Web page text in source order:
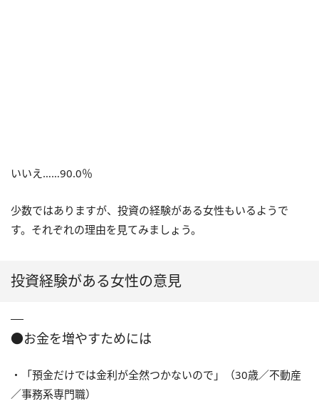
いいえ……90.0％
少数ではありますが、投資の経験がある女性もいるようで
す。それぞれの理由を見てみましょう。
投資経験がある女性の意見
●お金を増やすためには
・「預金だけでは金利が全然つかないので」（30歳／不動産
／事務系専門職）